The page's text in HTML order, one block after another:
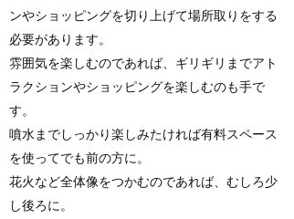
ンやショッピングを切り上げて場所取りをする
必要があります。
雰囲気を楽しむのであれば、ギリギリまでアト
ラクションやショッピングを楽しむのも手で
す。
噴水までしっかり楽しみたければ有料スペース
を使ってでも前の方に。
花火など全体像をつかむのであれば、むしろ少
し後ろに。